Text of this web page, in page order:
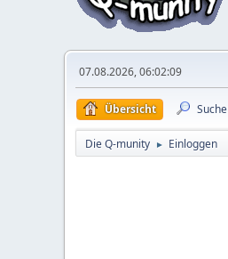
07.08.2026, 06:02:09
Übersicht Suche
Die Q-munity ► Einloggen